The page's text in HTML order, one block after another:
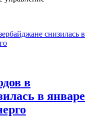
в
в январе